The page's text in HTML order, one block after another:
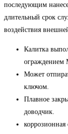
последующим
длительный срок
воздействия
Калитка
ограждением
Может
ключом.
Плавное
доводчик.
коррозионная